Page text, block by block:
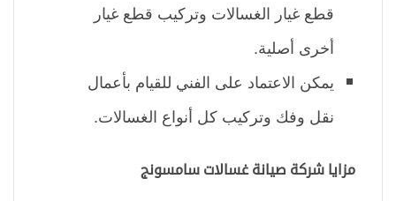
قطع غيار الغسالات وتركيب قطع غيار
أخرى أصلية.
يمكن الاعتماد على الفني للقيام بأعمال
نقل وفك وتركيب كل أنواع الغسالات.
مزايا شركة صيانة غسالات سامسونج